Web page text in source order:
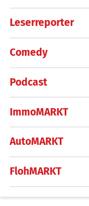
Leserreporter
Comedy
Podcast
ImmoMARKT
AutoMARKT
FlohMARKT